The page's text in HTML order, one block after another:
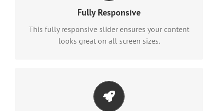
Fully Responsive
This fully responsive slider ensures your content
looks great on all screen sizes.
No matter the size of your screen or device, your
Eye Opening Effects